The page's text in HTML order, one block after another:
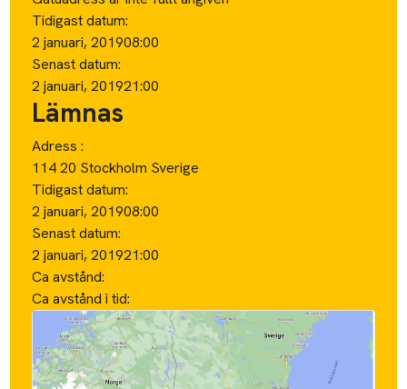
Tidigast datum:
2 januari, 201908:00
Senast datum:
2 januari, 201921:00
Lämnas
Adress :
114 20 Stockholm Sverige
Tidigast datum:
2 januari, 201908:00
Senast datum:
2 januari, 201921:00
Ca avstånd:
Ca avstånd i tid: